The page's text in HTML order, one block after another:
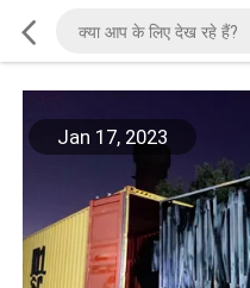
Jan 17, 2023